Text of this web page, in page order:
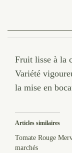
Fruit lisse à la
Variété
la mise en
Articles similaires
Tomate Rouge
marchés